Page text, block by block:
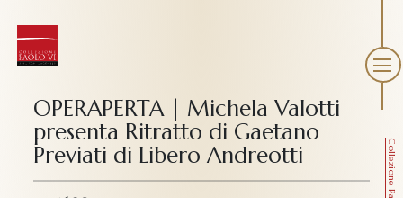
OPERAPERTA | Michela Valotti
presenta Ritratto di Gaetano
Previati di Libero Andreotti